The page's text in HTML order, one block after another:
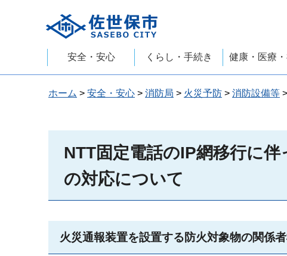
佐世保市
安全・安心 くらし・手続き 健康・医療
ホーム > 安全・安心 > 消防局 > 火災予防 > 消防設備等
NTT固定電話のIP網移行に
の対応について
火災通報装置を設置する防火対象物の関係